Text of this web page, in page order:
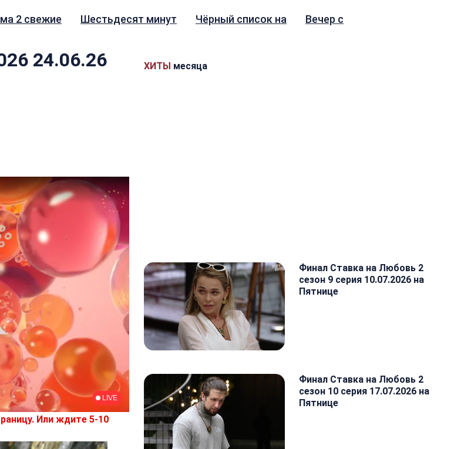
2 свежие Шестьдесят минут Чёрный список на Вечер с
ХИТЫ месяца
Финал Ставка на Любовь 2
сезон 9 серия 10.07.2026 на
Пятнице
Финал Ставка на Любовь 2
сезон 10 серия 17.07.2026 на
Пятнице
24.06.26
Или ждите 5-10